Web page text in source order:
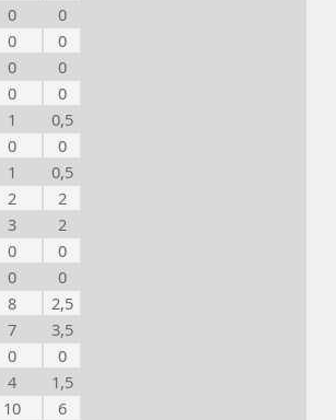
0
0
0
0
0
0
0
0
1
0,5
0
0
1
0,5
2
2
3
2
0
0
0
0
8
2,5
7
3,5
0
0
4
1,5
10
6